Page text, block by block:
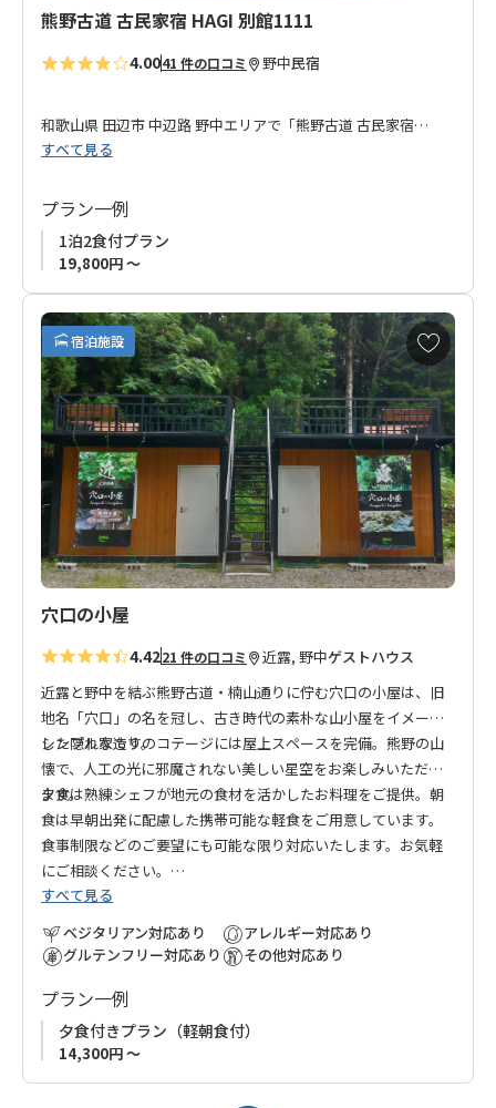
熊野古道 古民家宿 HAGI 別館1111
4.0041 件の口コミ 野中民宿
和歌山県 田辺市 中辺路 野中エリアで「熊野古道 古民家宿
HAGI」を運営するオーナーが徒歩圏内に別館をオープン！
熊野古道 中辺路を歩くすべてのお客様に、静かで心落ち着く時
間を提供したいという想いでスタートしました。
HAGI本館からは徒歩3分以内、黒色の外観と入口の前の大きな看
日曽原王子と継桜王子の中間に位置し、熊野古道からのアクセ
スも良く、ご宿泊日当日、翌日両方の拠点にオススメのお宿で
す。
すべて見る
プラン一例
1泊2食付プラン
19,800円 ～
宿泊施設
お
気
に
入
り
に
追
加
穴口の小屋
4.4221 件の口コミ 近露, 野中ゲストハウス
近露と野中を結ぶ熊野古道・楠山通りに佇む穴口の小屋は、旧
地名「穴口」の名を冠し、古き時代の素朴な山小屋をイメージ
した隠れ家です。
シンプルな造りのコテージには屋上スペースを完備。熊野の山
懐で、人工の光に邪魔されない美しい星空をお楽しみいただけ
ます。
夕食は熟練シェフが地元の食材を活かしたお料理をご提供。朝
食は早朝出発に配慮した携帯可能な軽食をご用意しています。
食事制限などのご要望にも可能な限り対応いたします。お気軽
にご相談ください。
熊野古道の聖なる道で、心安らぐひとときを「穴口の小屋」で
お過ごしください。
すべて見る
ベジタリアン対応あり
グルテンフリー対応あり
アレルギー対応あり
その他対応あり
プラン一例
夕食付きプラン（軽朝食付）
14,300円 ～